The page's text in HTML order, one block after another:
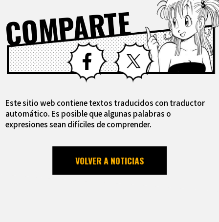
COMPARTE
Facebook X
Este sitio web contiene textos traducidos con traductor
automático. Es posible que algunas palabras o
expresiones sean difíciles de comprender.
VOLVER A NOTICIAS